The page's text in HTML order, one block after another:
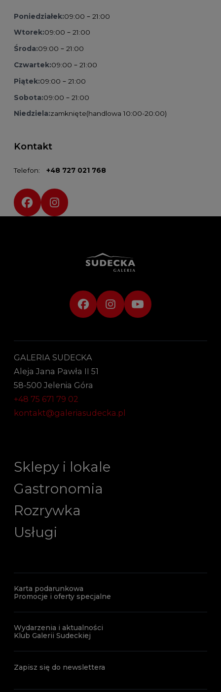
Poniedziałek:09:00 – 21:00
Wtorek:09:00 – 21:00
Środa:09:00 – 21:00
Czwartek:09:00 – 21:00
Piątek:09:00 – 21:00
Sobota:09:00 – 21:00
Niedziela:zamknięte(handlowa 10:00-20:00)
Kontakt
Telefon: +48 727 021 768
Social media:
GALERIA SUDECKA
Aleja Jana Pawła II 51
58-500 Jelenia Góra
+48 75 671 79 02
kontakt@galeriasudecka.pl
Sklepy i lokale
Gastronomia
Rozrywka
Usługi
Karta podarunkowa
Promocje i oferty specjalne
Wydarzenia i aktualności
Klub Galerii Sudeckiej
Zapisz się do newslettera